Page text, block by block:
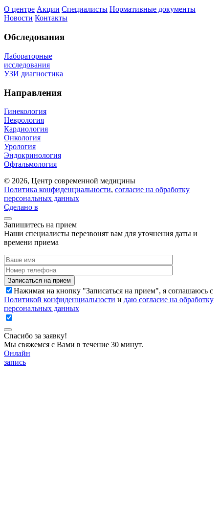
О центре Акции Специалисты Нормативные документы
Новости Контакты
Обследования
Лабораторные
исследования
УЗИ диагностика
Направления
Гинекология
Неврология
Кардиология
Онкология
Урология
Эндокринология
Офтальмология
© 2026, Центр современной медицины
Политика конфиденциальности, согласие на обработку
персональных данных
Сделано в
Запишитесь на прием
Наши специалисты перезвонят вам для уточнения даты и
времени приема
Записаться на прием
Нажимая на кнопку "Записаться на прием", я соглашаюсь с
Политикой конфиденциальности и даю согласие на обработку
персональных данных
Спасибо за заявку!
Мы свяжемся с Вами в течение 30 минут.
Онлайн
запись